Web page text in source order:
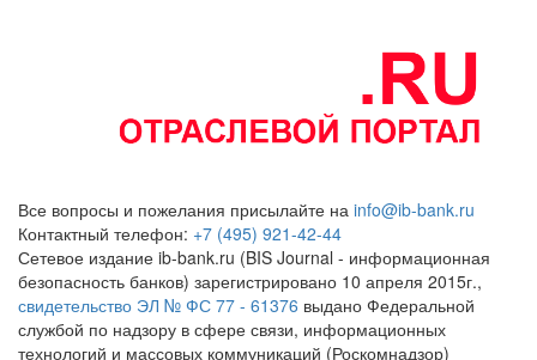
Все вопросы и пожелания присылайте на info@ib-bank.ru
Контактный телефон: +7 (495) 921-42-44
Сетевое издание ib-bank.ru (BIS Journal - информационная
безопасность банков) зарегистрировано 10 апреля 2015г.,
свидетельство ЭЛ № ФС 77 - 61376 выдано Федеральной
службой по надзору в сфере связи, информационных
технологий и массовых коммуникаций (Роскомнадзор)